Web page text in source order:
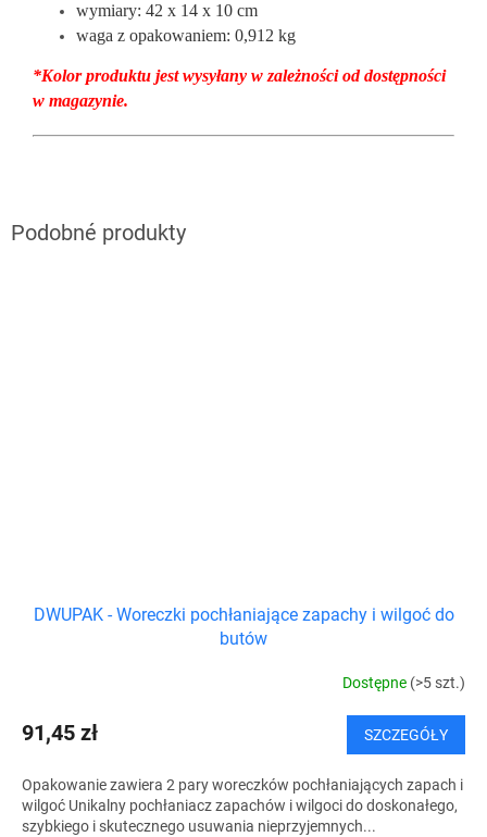
wymiary: 42 x 14 x 10 cm
waga z opakowaniem: 0,912 kg
*Kolor produktu jest wysyłany w zależności od dostępności
w magazynie.
DWUPAK - Woreczki pochłaniające zapachy i wilgoć do
butów
Dostępne (>5 szt.)
91,45 zł SZCZEGÓŁY
Opakowanie zawiera 2 pary woreczków pochłaniających zapach i
wilgoć Unikalny pochłaniacz zapachów i wilgoci do doskonałego,
szybkiego i skutecznego usuwania nieprzyjemnych...